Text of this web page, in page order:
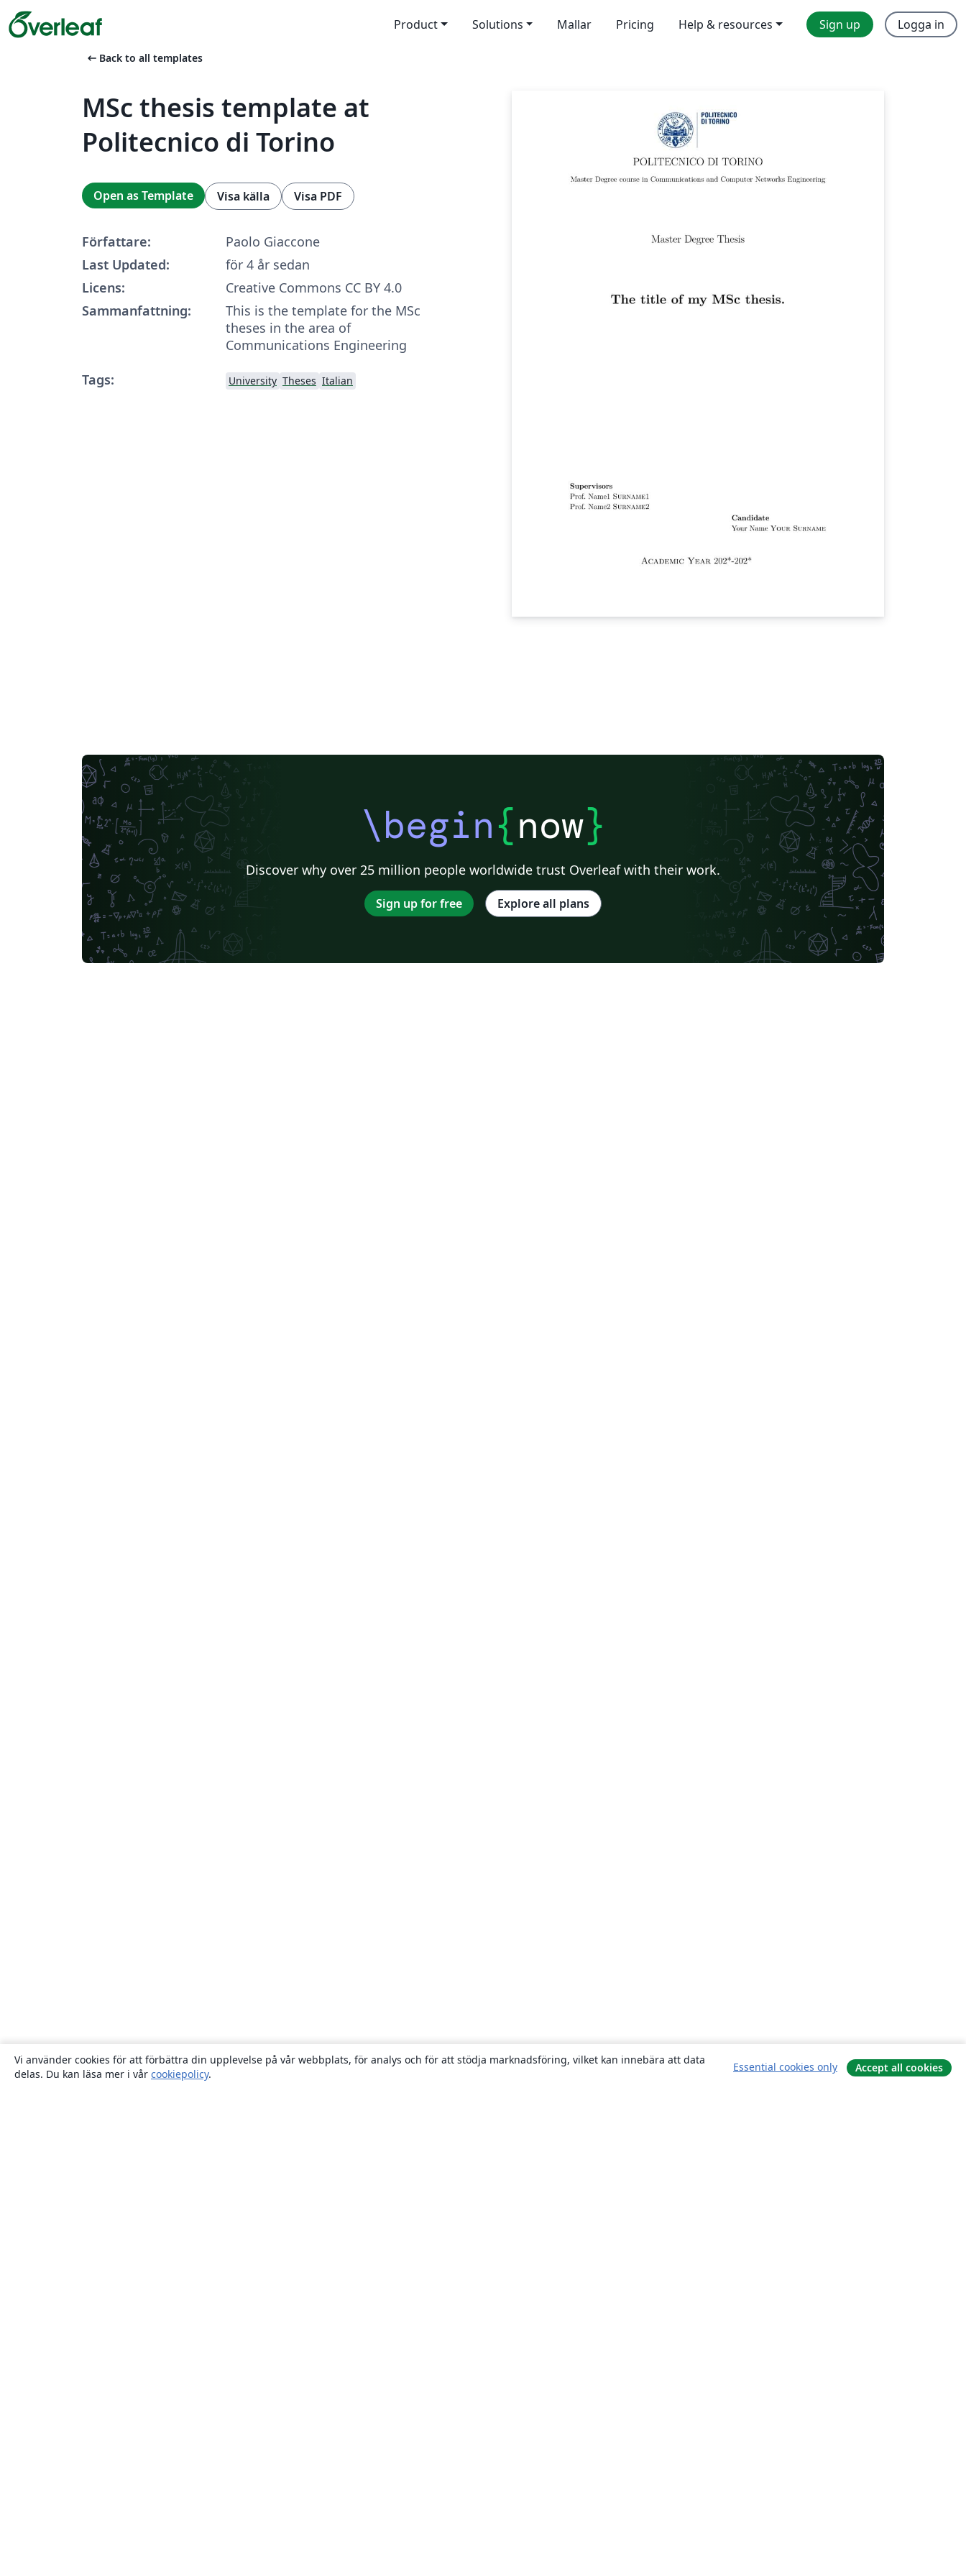
Product Solutions Mallar Pricing Help & resources Sign up Logga in
arrow_left_alt Back to all templates
MSc thesis template at
Politecnico di Torino
Open as Template Visa källa Visa PDF
Författare:
Paolo Giaccone
Last Updated:
för 4 år sedan
Licens:
Creative Commons CC BY 4.0
Sammanfattning:
This is the template for the MSc
theses in the area of
Communications Engineering
Tags:
University Theses Italian
\begin{now}
Discover why over 25 million people worldwide trust Overleaf with their work.
Sign up for free Explore all plans
Vi använder cookies för att förbättra din upplevelse på vår webbplats, för analys och för att stödja marknadsföring, vilket kan innebära att data
delas. Du kan läsa mer i vår cookiepolicy.
Essential cookies only Accept all cookies